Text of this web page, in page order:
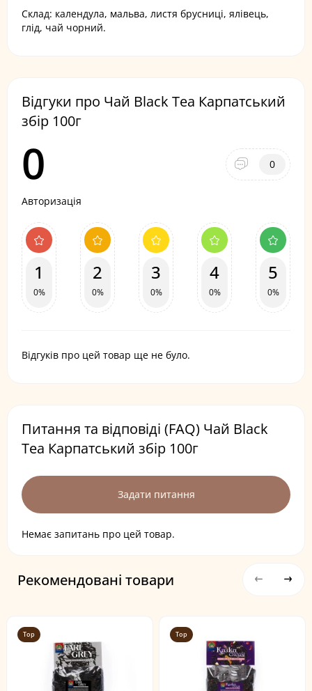
Склад: календула, мальва, листя брусниці, ялівець,
глід, чай чорний.
Відгуки про Чай Black Tea Карпатський
збір 100г
0 0
Авторизація
1
0%
2
0%
3
0%
4
0%
5
0%
Відгуків про цей товар ще не було.
Питання та відповіді (FAQ) Чай Black
Tea Карпатський збір 100г
Задати питання
Немає запитань про цей товар.
Рекомендовані товари
Top Top